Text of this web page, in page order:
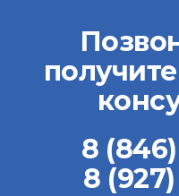
8
8